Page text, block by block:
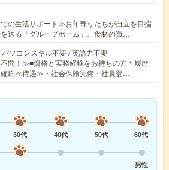
の生活サポート≫お年寄りたちが自立を目指
送る「グループホーム」。食材の買…
パソコンスキル不要 / 英語力不要
問！≫■資格と実務経験をお持ちの方＊履歴
確約≪待遇≫・社会保険完備・社員登…
30代 40代 50代
60代
男性